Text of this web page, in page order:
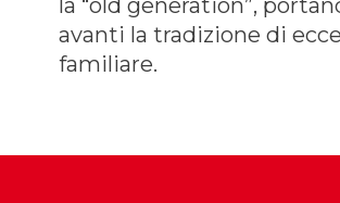
la “old generation”,
avanti la tradizione di
familiare.